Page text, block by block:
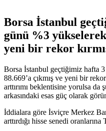
Borsa İstanbul
günü %3 yükselerek
yeni bir rekor
Borsa İstanbul geçtiğimiz hafta
88.669’a çıkmış ve yeni bir
arttırımı beklentisine yorulsa da
arkasındaki esas güç olarak
İddialara göre İsviçre Merkez
arttırdığı hisse senedi